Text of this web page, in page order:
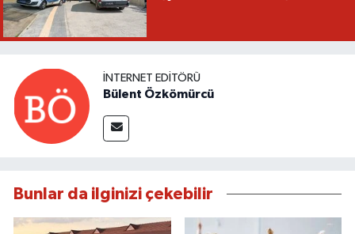
İNTERNET EDITÖRÜ
Bülent Özkömürcü
Bunlar da ilginizi çekebilir